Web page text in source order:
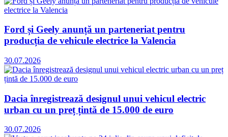
Ford și Geely anunță un parteneriat pentru
producția de vehicule electrice la Valencia
30.07.2026
Dacia înregistrează designul unui vehicul electric
urban cu un preț țintă de 15.000 de euro
30.07.2026